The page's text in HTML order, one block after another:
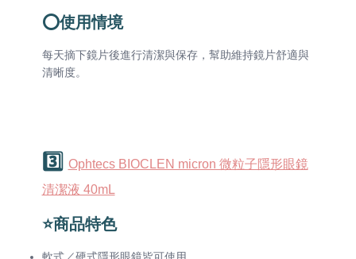
⭕使用情境
每天摘下鏡片後進行清潔與保存，幫助維持鏡片舒適與
清晰度。
3️⃣ Ophtecs BIOCLEN micron 微粒子隱形眼鏡
清潔液 40mL
⭐商品特色